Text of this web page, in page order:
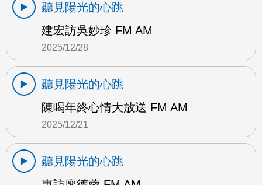
聽見陽光的心跳
建宏訪吳妙珍 FM AM
2025/12/28
聽見陽光的心跳
陳喝年終心情大放送 FM AM
2025/12/21
聽見陽光的心跳